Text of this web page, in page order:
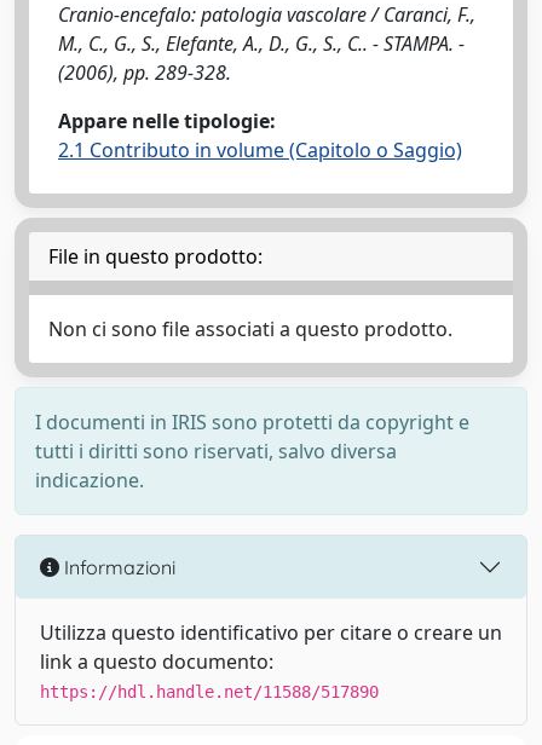
Cranio-encefalo: patologia vascolare / Caranci, F.,
M., C., G., S., Elefante, A., D., G., S., C.. - STAMPA. -
(2006), pp. 289-328.
Appare nelle tipologie:
2.1 Contributo in volume (Capitolo o Saggio)
File in questo prodotto:
Non ci sono file associati a questo prodotto.
I documenti in IRIS sono protetti da copyright e
tutti i diritti sono riservati, salvo diversa
indicazione.
Informazioni
Utilizza questo identificativo per citare o creare un
link a questo documento:
https://hdl.handle.net/11588/517890